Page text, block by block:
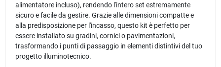
alimentatore incluso), rendendo l'intero set estremamente
sicuro e facile da gestire. Grazie alle dimensioni compatte e
alla predisposizione per l'incasso, questo kit è perfetto per
essere installato su gradini, cornici o pavimentazioni,
trasformando i punti di passaggio in elementi distintivi del tuo
progetto illuminotecnico.